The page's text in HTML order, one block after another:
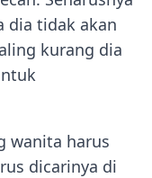
dia tidak akan
kurang dia
harus
dicarinya di